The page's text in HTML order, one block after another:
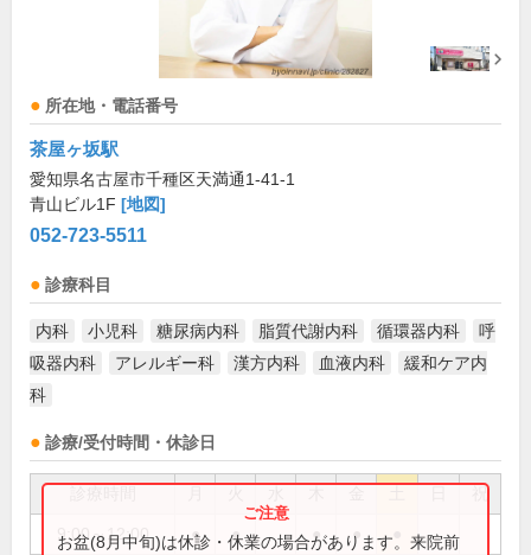
所在地・電話番号
茶屋ヶ坂駅
愛知県名古屋市千種区天満通1-41-1
青山ビル1F [地図]
052-723-5511
診療科目
内科 小児科 糖尿病内科 脂質代謝内科 循環器内科
呼
吸器内科
アレルギー科 漢方内科 血液内科
緩和ケア内
科
診療/受付時間・休診日
祝
9:00～12:00 ● ● ● ●
お盆(8月中旬)は休診・休業の場合があります。来院前